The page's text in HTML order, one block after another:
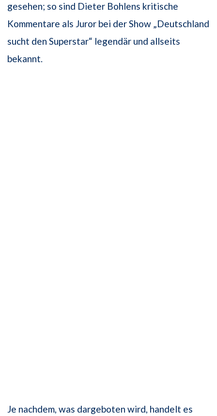
gesehen; so sind Dieter Bohlens kritische
Kommentare als Juror bei der Show „Deutschland
sucht den Superstar“ legendär und allseits
bekannt.
Je nachdem, was dargeboten wird, handelt es